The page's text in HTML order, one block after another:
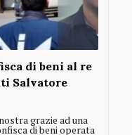
di beni al re
Salvatore
grazie ad una
di beni operata